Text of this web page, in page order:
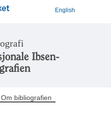
English
Ibsen-
Om bibliografien